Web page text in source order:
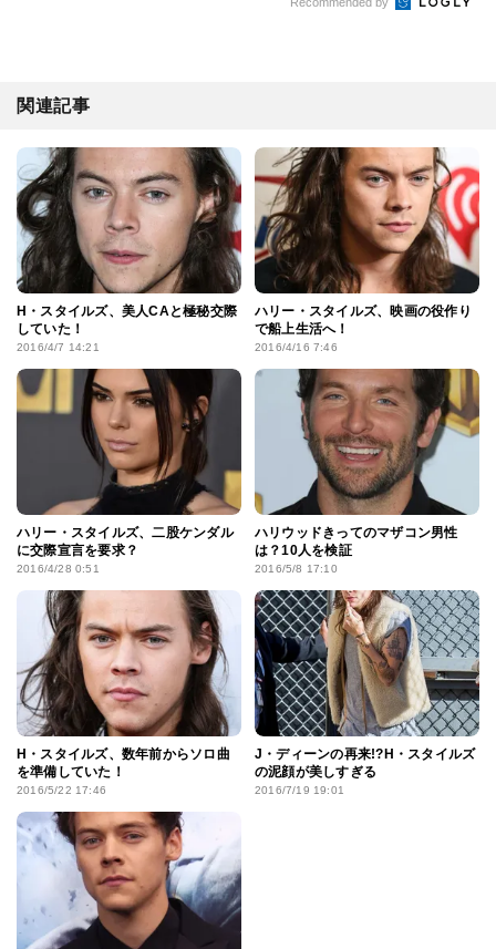
関連記事
H・スタイルズ、美人CAと極秘交際
していた！
2016/4/7 14:21
ハリー・スタイルズ、映画の役作り
で船上生活へ！
2016/4/16 7:46
ハリー・スタイルズ、二股ケンダル
に交際宣言を要求？
2016/4/28 0:51
ハリウッドきってのマザコン男性
は？10人を検証
2016/5/8 17:10
H・スタイルズ、数年前からソロ曲
を準備していた！
2016/5/22 17:46
J・ディーンの再来!?H・スタイルズ
の泥顔が美しすぎる
2016/7/19 19:01